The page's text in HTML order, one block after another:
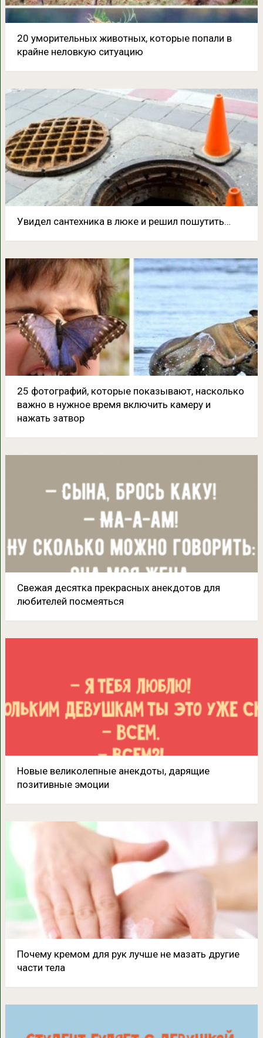
20 уморительных животных, которые попали в
крайне неловкую ситуацию
Увидел сантехника в люке и решил пошутить…
25 фотографий, которые показывают, насколько
важно в нужное время включить камеру и
нажать затвор
Свежая десятка прекрасных анекдотов для
любителей посмеяться
Новые великолепные анекдоты, дарящие
позитивные эмоции
Почему кремом для рук лучше не мазать другие
части тела